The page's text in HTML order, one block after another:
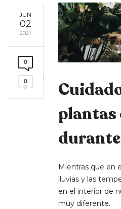
JUN
02
2021
0
0
Mientras que en
lluvias y las
en el interior de
muy diferente.